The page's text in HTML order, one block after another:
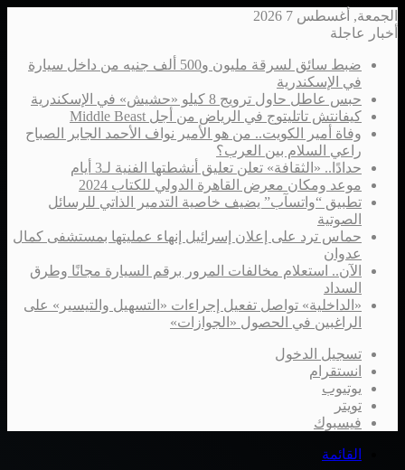
الجمعة, أغسطس 7 2026
أخبار عاجلة
ضبط سائق لسرقة مليون و500 ألف جنيه من داخل سيارة
في الإسكندرية
حبس عاطل حاول ترويج 8 كيلو «حشيش» في الإسكندرية
كيفانتش تاتليتوج في الرياض من أجل Middle Beast
وفاة أمير الكويت.. من هو الأمير نواف الأحمد الجابر الصباح
راعي السلام بين العرب؟
حدادًا.. «الثقافة» تعلن تعليق أنشطتها الفنية لـ3 أيام
موعد ومكان معرض القاهرة الدولي للكتاب 2024
تطبيق “واتسآب” يضيف خاصية التدمير الذاتي للرسائل
الصوتية
حماس ترد على إعلان إسرائيل إنهاء عمليتها بمستشفى كمال
عدوان
الآن.. استعلام مخالفات المرور برقم السيارة مجانًا وطرق
السداد
«الداخلية» تواصل تفعيل إجراءات «التسهيل والتيسير» على
الراغبين في الحصول «الجوازات»
تسجيل الدخول
انستقرام
يوتيوب
تويتر
فيسبوك
القائمة